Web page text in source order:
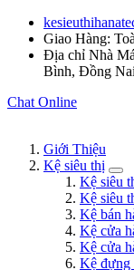
Giao Hàng:
Địa chỉ Nhà
Bình, Đồng Nai
Chat Online
Giới Thiệu
Kệ siêu thị
Kệ siêu
Kệ siêu
Kệ bán
Kệ cửa
Kệ cửa
Kệ đựng